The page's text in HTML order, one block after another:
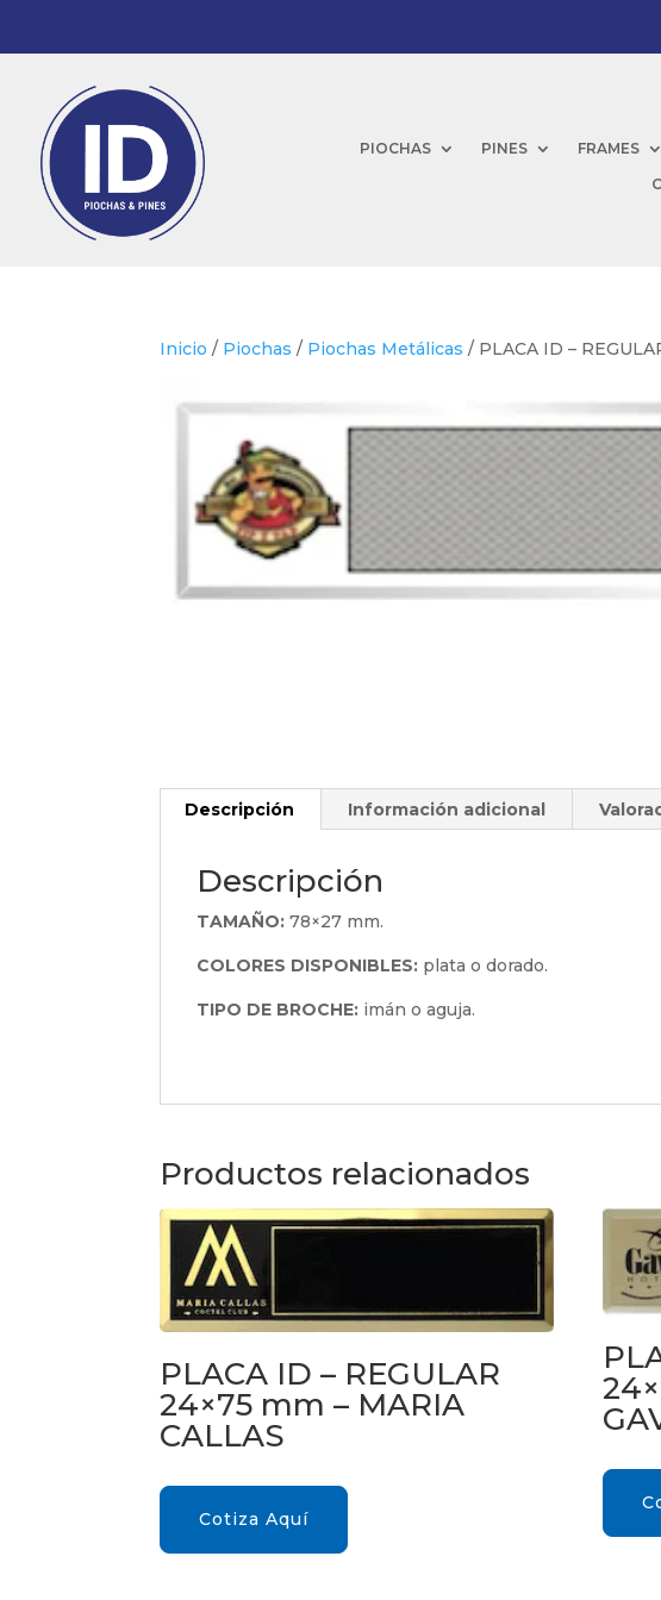
PIOCHAS PINES FRAMES
Inicio / Piochas / Piochas Metálicas / PLACA ID –
Descripción Información adicional
Descripción
TAMAÑO: 78×27 mm.
COLORES DISPONIBLES: plata o dorado.
TIPO DE BROCHE: imán o aguja.
Productos relacionados
PLACA ID – REGULAR
24×75 mm – MARIA
CALLAS
Cotiza Aquí